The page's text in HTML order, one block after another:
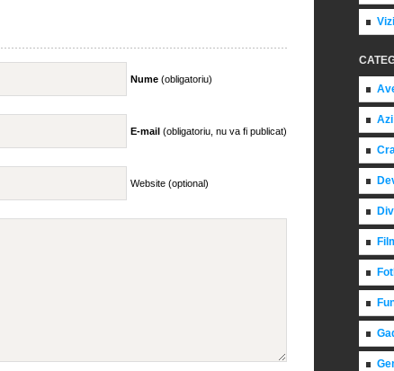
Nume (obligatoriu)
E-mail (obligatoriu, nu va fi publicat)
Website (optional)